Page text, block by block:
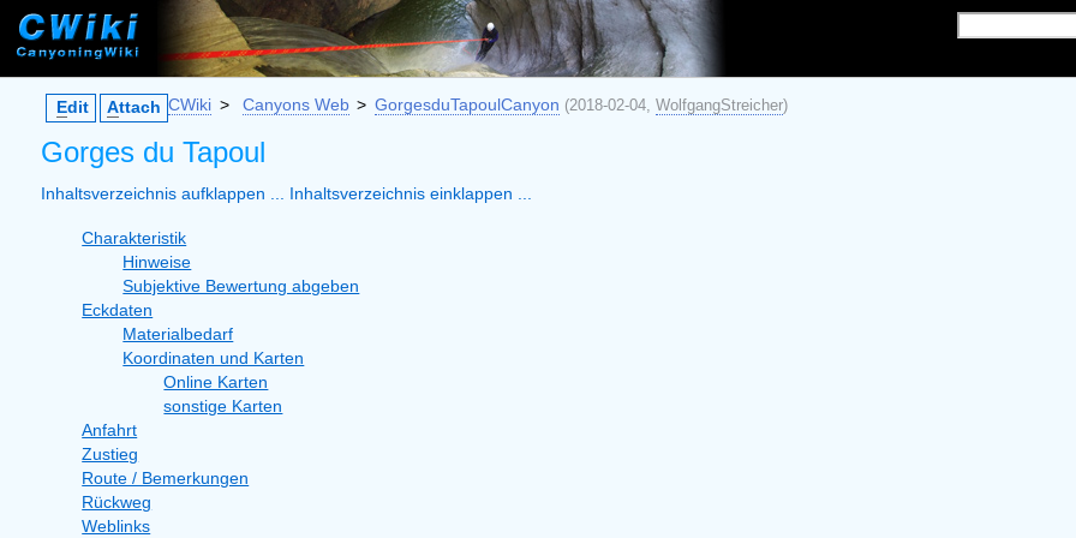
CWiki > Canyons Web > GorgesduTapoulCanyon (2018-02-04,WolfgangStreicher)
Edit Attach
Gorges du Tapoul
Inhaltsverzeichnis aufklappen ... Inhaltsverzeichnis einklappen ...
Charakteristik
Hinweise
Subjektive Bewertung abgeben
Eckdaten
Materialbedarf
Koordinaten und Karten
Online Karten
sonstige Karten
Anfahrt
Zustieg
Route / Bemerkungen
Rückweg
Weblinks